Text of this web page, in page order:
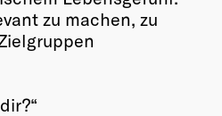
zu machen, zu